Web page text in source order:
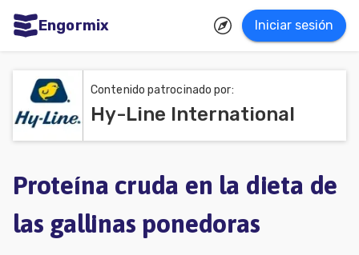
Engormix Iniciar sesión
Agricultura
Avicultura
Contenido patrocinado por:
Hy-Line International
Proteína cruda en la dieta de
las gallinas ponedoras